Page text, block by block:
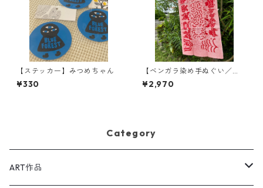
【ステッカー】みつめちゃん
¥330
【ベンガラ染め手ぬぐい／
茜】ヌスヒトハギのダンス
¥2,970
Category
ART作品